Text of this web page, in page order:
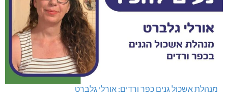
מנהלת אשכול גנים כפר ורדים: אורלי גלברט